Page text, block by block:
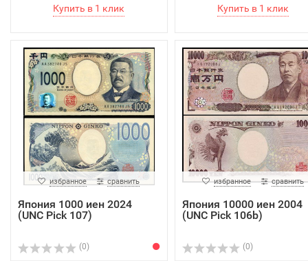
избранное сравнить
Япония 1000 иен 2024
(UNC Pick 107)
(0)
избранное сравнить
Япония 10000 иен 2004
(UNC Pick 106b)
(0)